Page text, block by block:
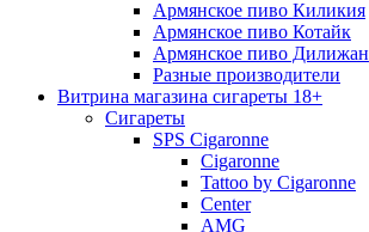
Армянское пиво Киликия
Армянское пиво Котайк
Армянское пиво Дилижан
Разные производители
Витрина магазина сигареты 18+
Cигареты
SPS Cigaronne
Сigaronne
Tattoo by Cigaronne
Center
AMG